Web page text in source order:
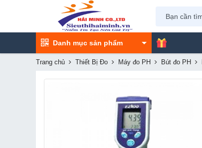
Danh mục sản phẩm
Trang chủ Thiết Bị Đo Máy đo PH Bút đo PH